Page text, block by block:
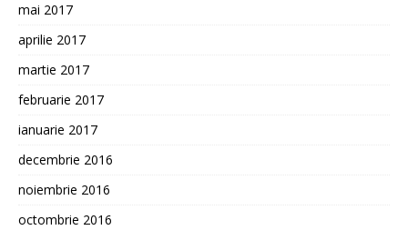
mai 2017
aprilie 2017
martie 2017
februarie 2017
ianuarie 2017
decembrie 2016
noiembrie 2016
octombrie 2016